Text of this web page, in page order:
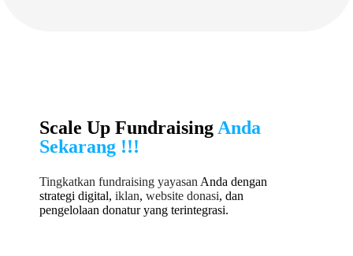
Scale Up Fundraising Anda
Sekarang !!!
Tingkatkan fundraising yayasan Anda dengan
strategi digital, iklan, website donasi, dan
pengelolaan donatur yang terintegrasi.